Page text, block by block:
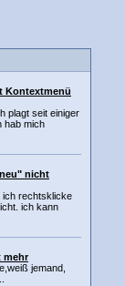
Kontextmenü
plagt seit einiger
hab mich
nicht
ich rechtsklicke
ich kann
mehr
jemand,